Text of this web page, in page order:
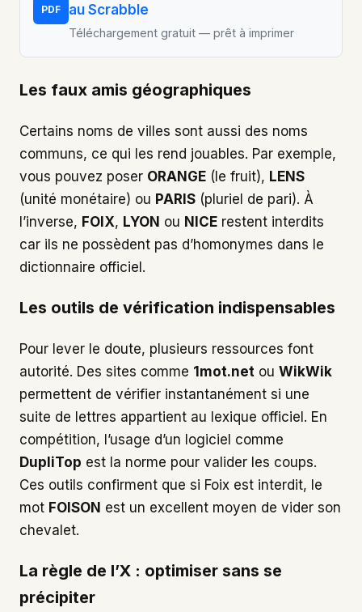
PDF
au Scrabble
Téléchargement gratuit — prêt à imprimer
Les faux amis géographiques
Certains noms de villes sont aussi des noms
communs, ce qui les rend jouables. Par exemple,
vous pouvez poser ORANGE (le fruit), LENS
(unité monétaire) ou PARIS (pluriel de pari). À
l’inverse, FOIX, LYON ou NICE restent interdits
car ils ne possèdent pas d’homonymes dans le
dictionnaire officiel.
Les outils de vérification indispensables
Pour lever le doute, plusieurs ressources font
autorité. Des sites comme 1mot.net ou WikWik
permettent de vérifier instantanément si une
suite de lettres appartient au lexique officiel. En
compétition, l’usage d’un logiciel comme
DupliTop est la norme pour valider les coups.
Ces outils confirment que si Foix est interdit, le
mot FOISON est un excellent moyen de vider son
chevalet.
La règle de l’X : optimiser sans se
précipiter